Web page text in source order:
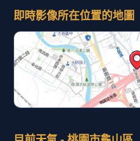
即時影像所在位置的地圖